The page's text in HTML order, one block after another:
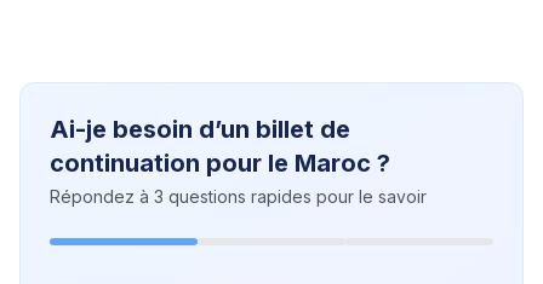
Ai-je besoin d’un billet de
continuation pour le Maroc ?
Répondez à 3 questions rapides pour le savoir